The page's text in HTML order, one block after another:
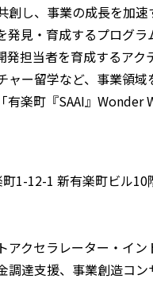
し、事業の成長を加
発見・育成するプログ
発担当者を育成するア
ー留学など、事業領
楽町『SAAI』
1-12-1 新有楽町ビル10
クセラレーター・イ
達支援、事業創造コ